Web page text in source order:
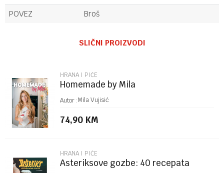
POVEZ
Broš
Poruka
SLIČNI PROIZVODI
HRANA I PIĆE
Homemade by Mila
Autor :Mila Vujisić
74,90 KM
HRANA I PIĆE
Asteriksove gozbe: 40 recepata